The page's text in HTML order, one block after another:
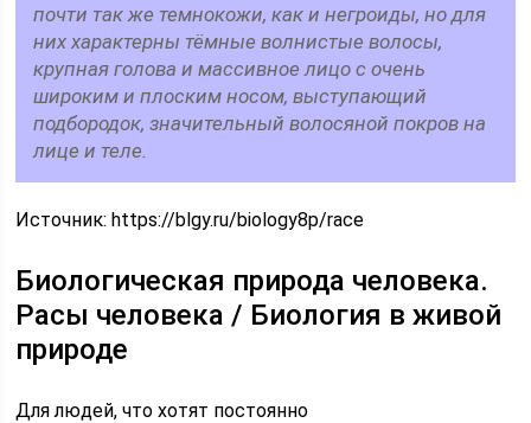
почти так же темнокожи, как и негроиды, но для
них характерны тёмные волнистые волосы,
крупная голова и массивное лицо с очень
широким и плоским носом, выступающий
подбородок, значительный волосяной покров на
лице и теле.
Источник:https://blgy.ru/biology8p/race
Биологическая природа человека.
Расы человека / Биология в живой
природе
Для людей, что хотят постоянно